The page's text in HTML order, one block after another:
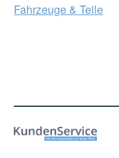
Fahrzeuge & Teile